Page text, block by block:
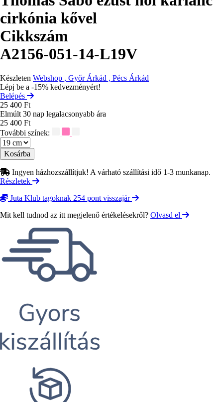
cirkónia kővel
Cikkszám
A2156-051-14-L19V
Készleten Webshop , Győr Árkád , Pécs Árkád
Lépj be a -15% kedvezményért!
Belépés
25 400 Ft
Elmúlt 30 nap legalacsonyabb ára
25 400 Ft
További színek:
Méret
Ingyen házhozszállítjuk! A várható szállítási idő 1-3 munkanap.
Részletek
Juta Klub tagoknak 254 pont visszajár
Mit kell tudnod az itt megjelenő értékelésekről? Olvasd el